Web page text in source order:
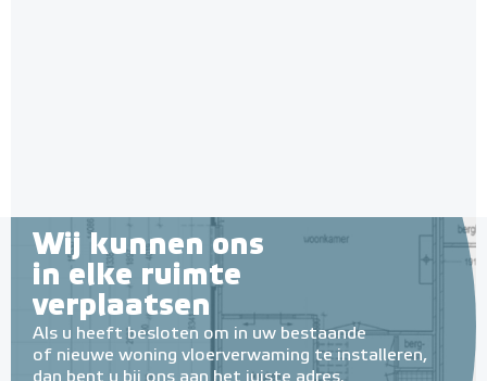
Wij kunnen ons
in elke ruimte
verplaatsen
Als u heeft besloten om in uw bestaande
of nieuwe woning vloerverwaming te installeren,